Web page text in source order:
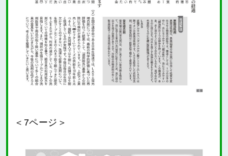
＜7ページ＞